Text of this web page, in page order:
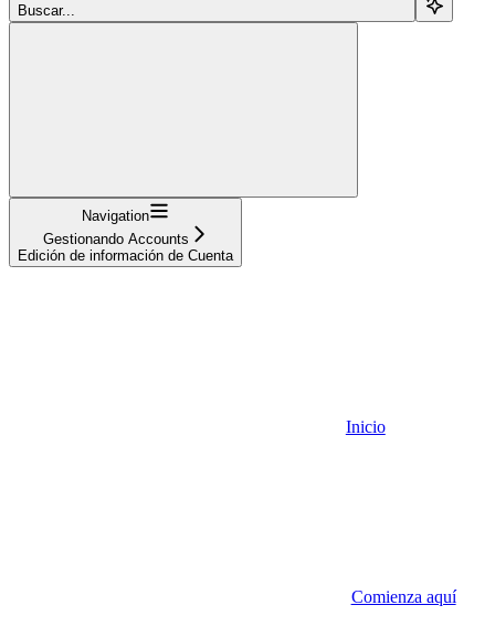
Buscar...
Navigation
Gestionando Accounts
Edición de información de Cuenta
Inicio
Comienza aquí